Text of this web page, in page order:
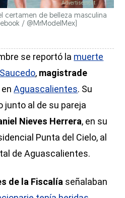
certamen de belleza masculina
/ @MrModelMex)
se reportó la muerte
, magistrade
enAguascalientes. Su
junto al de su pareja
Nieves Herrera, en su
Punta del Cielo, al
de Aguascalientes.
de la Fiscalía señalaban